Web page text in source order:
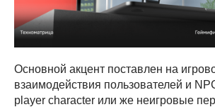
Основной акцент поставлен на
взаимодействия пользователей и
player character или же неигровые